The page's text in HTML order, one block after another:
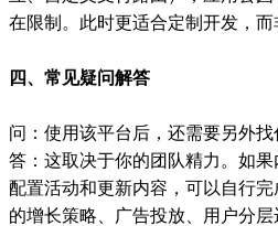
在限制。此时更适合定制开发，而
四、常见疑问解答
问：使用该平台后，还需要另外
答：这取决于你的团队精力。如
配置活动和更新内容，可以自行
的增长策略、广告投放、用户分